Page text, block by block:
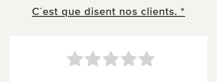
C´est que disent nos clients. *